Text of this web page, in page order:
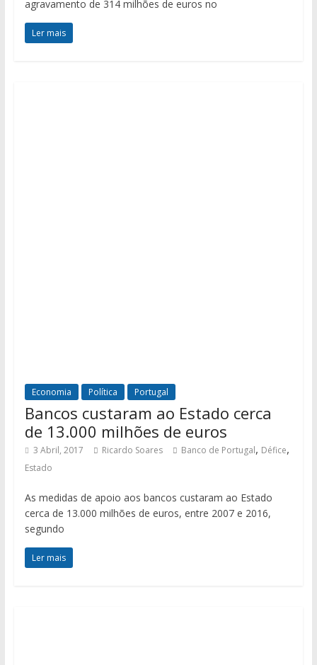
agravamento de 314 milhões de euros no
Ler mais
Economia Política Portugal
Bancos custaram ao Estado cerca
de 13.000 milhões de euros
3 Abril, 2017 Ricardo Soares Banco de Portugal, Défice,
Estado
As medidas de apoio aos bancos custaram ao Estado
cerca de 13.000 milhões de euros, entre 2007 e 2016,
segundo
Ler mais